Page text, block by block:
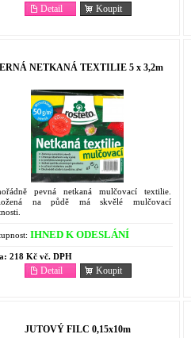
Koupit
Detail
NETKANÁ TEXTILIE 5 x 3,2m
pevná netkaná mulčovací textilie.
na půdě má skvělé mulčovací
IHNED K ODESLÁNÍ
218 Kč vč. DPH
Koupit
Detail
JUTOVÝ FILC 0,15x10m